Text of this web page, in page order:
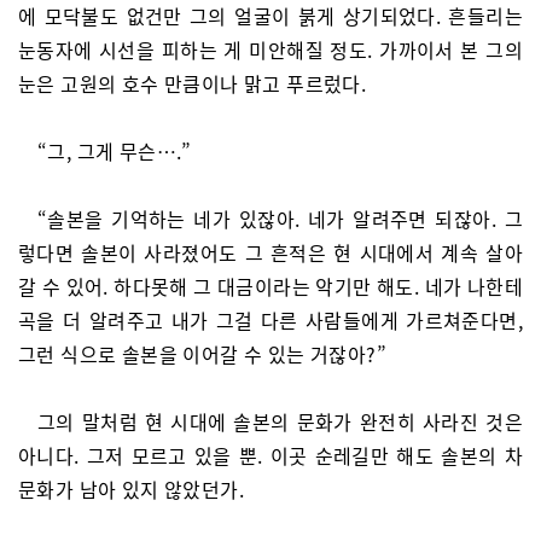
에 모닥불도 없건만 그의 얼굴이 붉게 상기되었다. 흔들리는
눈동자에 시선을 피하는 게 미안해질 정도. 가까이서 본 그의
눈은 고원의 호수 만큼이나 맑고 푸르렀다.
“그, 그게 무슨….”
“솔본을 기억하는 네가 있잖아. 네가 알려주면 되잖아. 그
렇다면 솔본이 사라졌어도 그 흔적은 현 시대에서 계속 살아
갈 수 있어. 하다못해 그 대금이라는 악기만 해도. 네가 나한테
곡을 더 알려주고 내가 그걸 다른 사람들에게 가르쳐준다면,
그런 식으로 솔본을 이어갈 수 있는 거잖아?”
그의 말처럼 현 시대에 솔본의 문화가 완전히 사라진 것은
아니다. 그저 모르고 있을 뿐. 이곳 순레길만 해도 솔본의 차
문화가 남아 있지 않았던가.